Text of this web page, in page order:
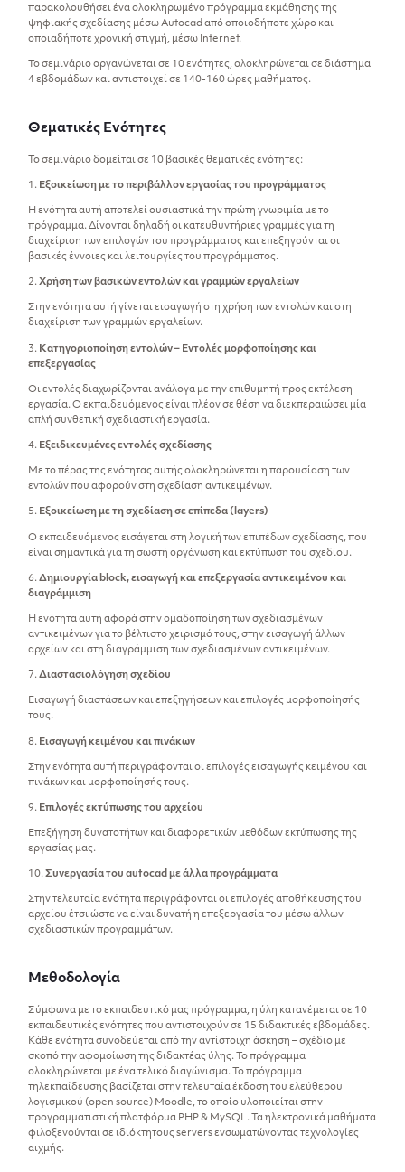
παρακολουθήσει ένα ολοκληρωμένο πρόγραμμα εκμάθησης της
ψηφιακής σχεδίασης μέσω Autocad από οποιοδήποτε χώρο και
οποιαδήποτε χρονική στιγμή, μέσω Internet.
Το σεμινάριο οργανώνεται σε 10 ενότητες, ολοκληρώνεται σε διάστημα
4 εβδομάδων και αντιστοιχεί σε 140-160 ώρες μαθήματος.
Θεματικές Ενότητες
Το σεμινάριο δομείται σε 10 βασικές θεματικές ενότητες:
1. Εξοικείωση με το περιβάλλον εργασίας του προγράμματος
Η ενότητα αυτή αποτελεί ουσιαστικά την πρώτη γνωριμία με το
πρόγραμμα. Δίνονται δηλαδή οι κατευθυντήριες γραμμές για τη
διαχείριση των επιλογών του προγράμματος και επεξηγούνται οι
βασικές έννοιες και λειτουργίες του προγράμματος.
2.Χρήση των βασικών εντολών και γραμμών εργαλείων
Στην ενότητα αυτή γίνεται εισαγωγή στη χρήση των εντολών και στη
διαχείριση των γραμμών εργαλείων.
3. Κατηγοριοποίηση εντολών – Εντολές μορφοποίησης και
επεξεργασίας
Οι εντολές διαχωρίζονται ανάλογα με την επιθυμητή προς εκτέλεση
εργασία. Ο εκπαιδευόμενος είναι πλέον σε θέση να διεκπεραιώσει μία
απλή συνθετική σχεδιαστική εργασία.
4. Εξειδικευμένες εντολές σχεδίασης
Με το πέρας της ενότητας αυτής ολοκληρώνεται η παρουσίαση των
εντολών που αφορούν στη σχεδίαση αντικειμένων.
5. Εξοικείωση με τη σχεδίαση σε επίπεδα (layers)
O εκπαιδευόμενος εισάγεται στη λογική των επιπέδων σχεδίασης, που
είναι σημαντικά για τη σωστή οργάνωση και εκτύπωση του σχεδίου.
6.Δημιουργία block, εισαγωγή και επεξεργασία αντικειμένου και
διαγράμμιση
Η ενότητα αυτή αφορά στην ομαδοποίηση των σχεδιασμένων
αντικειμένων για το βέλτιστο χειρισμό τους, στην εισαγωγή άλλων
αρχείων και στη διαγράμμιση των σχεδιασμένων αντικειμένων.
7.Διαστασιολόγηση σχεδίου
Εισαγωγή διαστάσεων και επεξηγήσεων και επιλογές μορφοποίησής
τους.
8. Εισαγωγή κειμένου και πινάκων
Στην ενότητα αυτή περιγράφονται οι επιλογές εισαγωγής κειμένου και
πινάκων και μορφοποίησής τους.
9. Επιλογές εκτύπωσης του αρχείου
Επεξήγηση δυνατοτήτων και διαφορετικών μεθόδων εκτύπωσης της
εργασίας μας.
10.Συνεργασία του autocad με άλλα προγράμματα
Στην τελευταία ενότητα περιγράφονται οι επιλογές αποθήκευσης του
αρχείου έτσι ώστε να είναι δυνατή η επεξεργασία του μέσω άλλων
σχεδιαστικών προγραμμάτων.
Μεθοδολογία
Σύμφωνα με το εκπαιδευτικό μας πρόγραμμα, η ύλη κατανέμεται σε 10
εκπαιδευτικές ενότητες που αντιστοιχούν σε 15 διδακτικές εβδομάδες.
Κάθε ενότητα συνοδεύεται από την αντίστοιχη άσκηση – σχέδιο με
σκοπό την αφομοίωση της διδακτέας ύλης. Το πρόγραμμα
ολοκληρώνεται με ένα τελικό διαγώνισμα. Το πρόγραμμα
τηλεκπαίδευσης βασίζεται στην τελευταία έκδοση του ελεύθερου
λογισμικού (open source) Moodle, το οποίο υλοποιείται στην
προγραμματιστική πλατφόρμα PHP & MySQL. Τα ηλεκτρονικά μαθήματα
φιλοξενούνται σε ιδιόκτητους servers ενσωματώνοντας τεχνολογίες
αιχμής.